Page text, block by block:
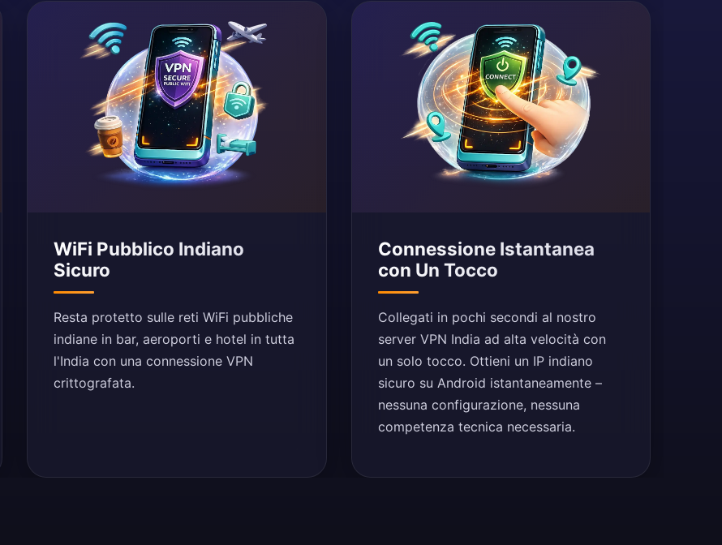
WiFi Pubblico Indiano
Sicuro
Resta protetto sulle reti WiFi pubbliche
indiane in bar, aeroporti e hotel in tutta
l'India con una connessione VPN
crittografata.
Connessione Istantanea
con Un Tocco
Collegati in pochi secondi al nostro
server VPN India ad alta velocità con
un solo tocco. Ottieni un IP indiano
sicuro su Android istantaneamente –
nessuna configurazione, nessuna
competenza tecnica necessaria.